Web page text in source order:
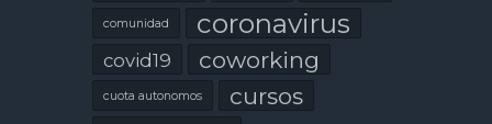
comunidad coronavirus
covid19 coworking
cuota autonomos cursos